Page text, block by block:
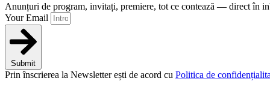
Anunțuri de program, invitați, premiere, tot ce contează — direct în
Your Email
Submit
Prin înscrierea la Newsletter ești de acord cu Politica de